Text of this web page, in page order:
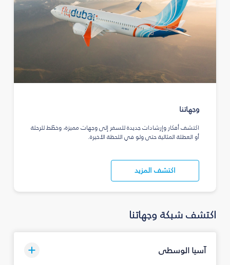
وجهاتنا
اكتشف أفكار وإرشادات جديدة للسفر إلى وجهات مميزة، وخطّط للرحلة
أو العطلة المثالية حتى ولو في اللحظة الأخيرة.
اكتشف المزيد
اكتشف شبكة وجهاتنا
آسيا الوسطى